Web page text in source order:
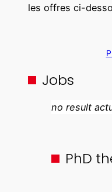
les offres ci-
Jobs
no result
PhD